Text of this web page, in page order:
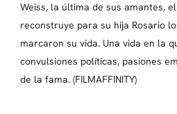
Weiss, la última de sus amantes,
reconstruye para su hija Rosario
marcaron su vida. Una vida en la
convulsiones políticas, pasiones
de la fama. (FILMAFFINITY)